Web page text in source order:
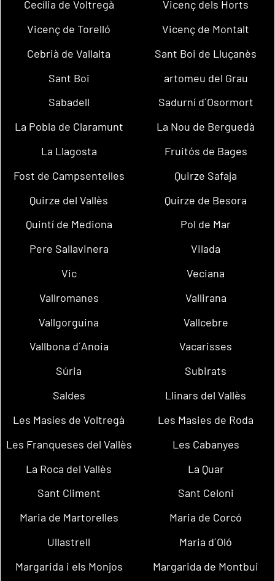
Cecília de Voltregà
Vicenç dels Horts
Vicenç de Torelló
Vicenç de Montalt
Cebrià de Vallalta
Sant Boi de Lluçanès
Sant Boi
artomeu del Grau
Sabadell
Sadurní d´Osormort
La Pobla de Claramunt
La Nou de Berguedà
La Llagosta
Fruitós de Bages
Fost de Campsentelles
Quirze Safaja
Quirze del Vallès
Quirze de Besora
Quintí de Mediona
Pol de Mar
Pere Sallavinera
Vilada
Vic
Veciana
Vallromanes
Vallirana
Vallgorguina
Vallcebre
Vallbona d´Anoia
Vacarisses
Súria
Subirats
Saldes
Llinars del Vallès
Les Masíes de Voltregà
Les Masies de Roda
Les Franqueses del Vallès
Les Cabanyes
La Roca del Vallès
La Quar
Sant Climent
Sant Celoni
Maria de Martorelles
Maria de Corcó
Ullastrell
Maria d´Oló
Margarida i els Monjos
Margarida de Montbui